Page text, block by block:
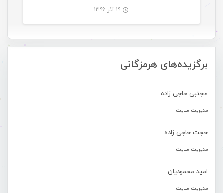
برگزیده‌های هرمزگانی
مجتبی حاجی زاده
مدیریت سایت
حجت حاجی زاده
مدیریت سایت
امید محمودیان
مدیریت سایت
۱۹ آذر ۱۳۹۶